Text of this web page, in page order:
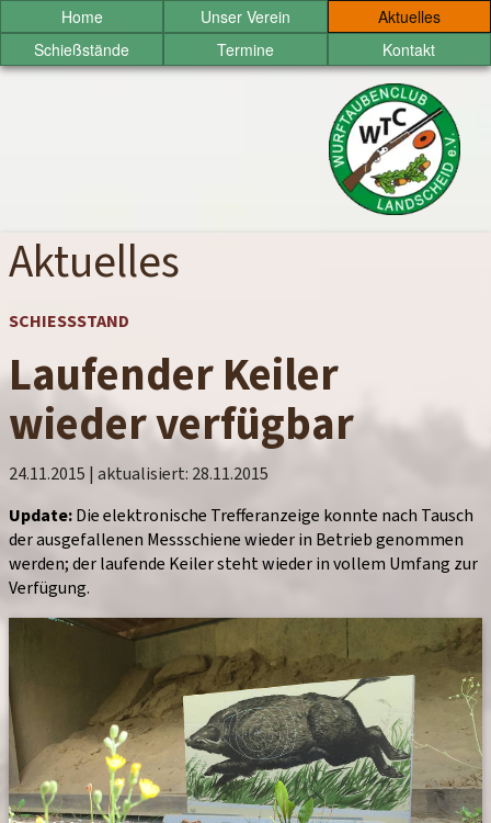
zum
Inhalt
Home Unser Verein
Aktuelles
Schießstände
Termine Kontakt
Wurftaubenclub
Landscheid
Aktuelles
SCHIESSSTAND
Laufender Keiler
wieder verfügbar
24.11.2015 | aktualisiert: 28.11.2015
Update:Die elektronische Trefferanzeige konnte nach Tausch
der ausgefallenen Messschiene wieder in Betrieb genommen
werden; der laufende Keiler steht wieder in vollem Umfang zur
Verfügung.